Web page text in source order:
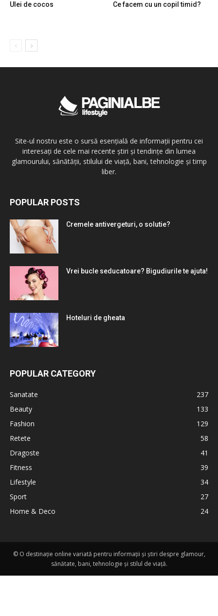
Ulei de cocos Ce facem cu un copil timid?
Site-ul nostru este o sursă esențială de informații pentru cei
interesați de cele mai recente știri și tendințe din lumea
glamourului, sănătății, stilului de viață, bani, tehnologie și timp
liber.
POPULAR POSTS
Cremele antivergeturi, o solutie?
Vrei bucle seducatoare? Bigudiurile te ajuta!
Hoteluri de gheata
POPULAR CATEGORY
Sanatate
237
Beauty
133
Fashion
129
Retete
58
Dragoste
41
Fitness
39
Lifestyle
34
Sport
27
Home & Deco
24
© O destinație online variată pentru informații și știri despre glamour,
sănătate, bani, tehnologie și stilul de viață.